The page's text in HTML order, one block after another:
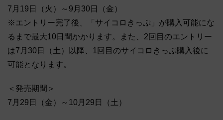
7月19日（火）～9月30日（金）
※エントリー完了後、「サイコロきっぷ」が購入可能にな
るまで最大10日間かかります。また、2回目のエントリー
は7月30日（土）以降、1回目のサイコロきっぷ購入後に
可能となります。
＜発売期間＞
7月29日（金）～10月29日（土）